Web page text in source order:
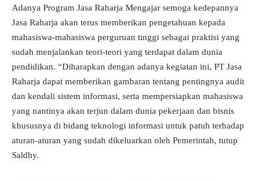
Adanya Program Jasa Raharja Mengajar semoga kedepannya
Jasa Raharja akan terus memberikan pengetahuan kepada
mahasiswa-mahasiswa perguruan tinggi sebagai praktisi yang
sudah menjalankan teori-teori yang terdapat dalam dunia
pendidikan. “Diharapkan dengan adanya kegiatan ini, PT Jasa
Raharja dapat memberikan gambaran tentang pentingnya audit
dan kendali sistem informasi, serta mempersiapkan mahasiswa
yang nantinya akan terjun dalam dunia pekerjaan dan bisnis
khususnya di bidang teknologi informasi untuk patuh terhadap
aturan-aturan yang sudah dikeluarkan oleh Pemerintah, tutup
Saldhy.